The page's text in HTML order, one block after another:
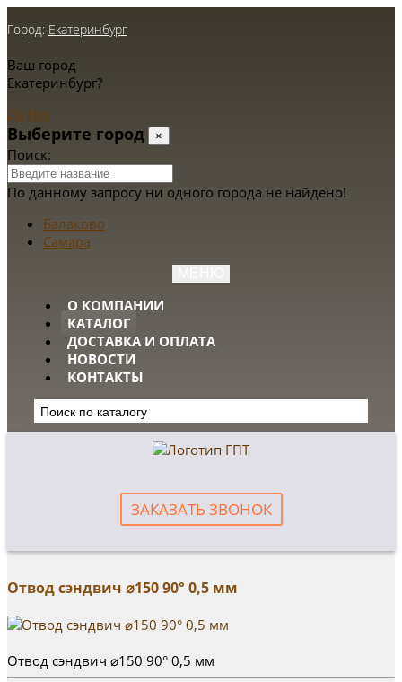
Город: Екатеринбург
Ваш город
Екатеринбург?
Да Нет
Выберите город ×
Поиск:
По данному запросу ни одного города не найдено!
Балаково
Самара
О КОМПАНИИ
КАТАЛОГ
ДОСТАВКА И ОПЛАТА
НОВОСТИ
КОНТАКТЫ
ЗАКАЗАТЬ ЗВОНОК
Отвод сэндвич ⌀150 90° 0,5 мм
Отвод сэндвич ⌀150 90° 0,5 мм